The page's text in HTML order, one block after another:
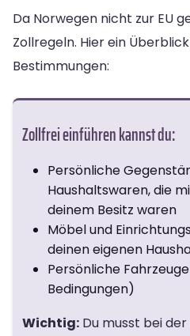
Da Norwegen nicht zur EU
Zollregeln. Hier ein
Bestimmungen:
Zollfrei einführen kannst du:
Persönliche
Haushaltswaren, die
deinem Besitz waren
Möbel und
deinen eigenen
Persönliche
Bedingungen)
Wichtig: Du musst bei der